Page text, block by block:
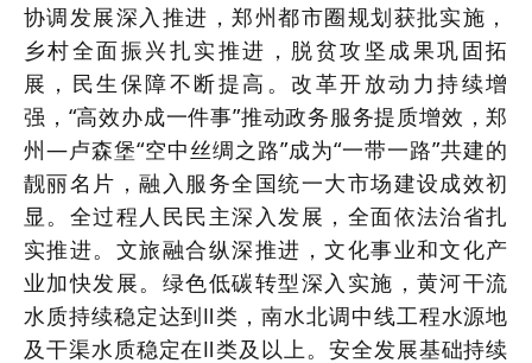
协调发展深入推进，郑州都市圈规划获批实施，
乡村全面振兴扎实推进，脱贫攻坚成果巩固拓
展，民生保障不断提高。改革开放动力持续增
强，“高效办成一件事”推动政务服务提质增效，郑
州—卢森堡“空中丝绸之路”成为“一带一路”共建的
靓丽名片，融入服务全国统一大市场建设成效初
显。全过程人民民主深入发展，全面依法治省扎
实推进。文旅融合纵深推进，文化事业和文化产
业加快发展。绿色低碳转型深入实施，黄河干流
水质持续稳定达到Ⅱ类，南水北调中线工程水源地
及干渠水质稳定在Ⅱ类及以上。安全发展基础持续